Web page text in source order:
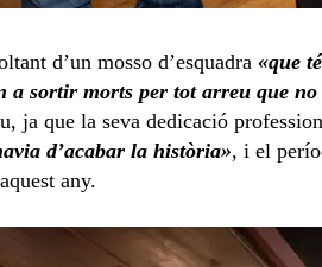
d’un mosso d’esquadra «que
sortir morts per tot arreu que no
ja que la seva dedicació
d’acabar la història», i el
any.